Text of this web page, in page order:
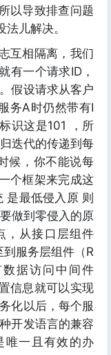
以导致排查问题
儿解决。
互相隔离，我们
有一个请求ID，
假设请求从客户
务A时仍然带有I
识这是101 ，所
迭代的传递到每
候，你不能说每
个框架来完成这
是最低侵入原 则
做到零侵入的原
，从接口层组件
服务层组件（R
数据访问中间件
信息就可以实现
化以后，每个服
开发语言的兼容
一且有效的办